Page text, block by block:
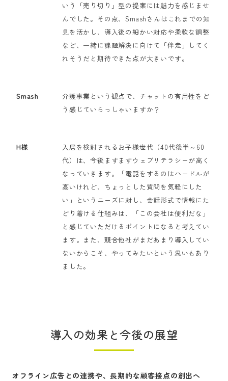
いう「売り切り」型の提案には魅力を感じませ
んでした。その点、Smashさんはこれまでの知
見を活かし、導入後の細かい対応や柔軟な調整
など、一緒に課題解決に向けて「伴走」してく
れそうだと期待できた点が大きいです。
Smash
介護事業という観点で、チャットの有用性をど
う感じていらっしゃいますか？
H様
入居を検討されるお子様世代（40代後半～60
代）は、今後ますますウェブリテラシーが高く
なっていきます。「電話をするのはハードルが
高いけれど、ちょっとした質問を気軽にした
い」というニーズに対し、会話形式で情報にた
どり着ける仕組みは、「この会社は便利だな」
と感じていただけるポイントになると考えてい
ます。また、競合他社がまだあまり導入してい
ないからこそ、やってみたいという思いもあり
ました。
導入の効果と今後の展望
オフライン広告との連携や、長期的な顧客接点の創出へ